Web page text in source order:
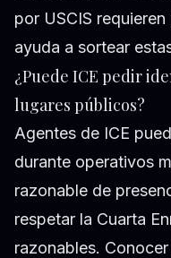
por USCIS
ayuda a sortear
¿Puede ICE pedir
lugares públicos?
Agentes de ICE
durante operativos
razonable de
respetar la Cuarta
razonables.